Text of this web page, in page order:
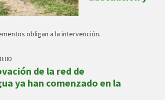
obligan a la intervención.
de la red de
ya han comenzado en la